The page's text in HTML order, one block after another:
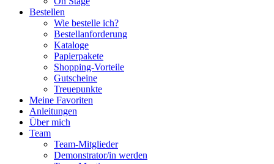
Bestellen
Wie bestelle ich?
Bestellanforderung
Kataloge
Papierpakete
Shopping-Vorteile
Gutscheine
Treuepunkte
Meine Favoriten
Anleitungen
Über mich
Team
Team-Mitglieder
Demonstrator/in werden